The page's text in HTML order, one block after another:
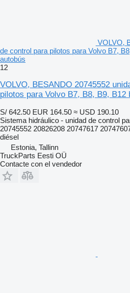
VOLVO,
de control para pilotos para Volvo B7,
autobús
12
VOLVO, BESANDO 20745552
pilotos para Volvo B7, B8, B9, B12
S/ 642.50 EUR 164.50 ≈ USD 190.10
Sistema hidráulico - unidad de control
20745552 20826208 20747617
diésel
Estonia, Tallinn
TruckParts Eesti OÜ
Contacte con el vendedor